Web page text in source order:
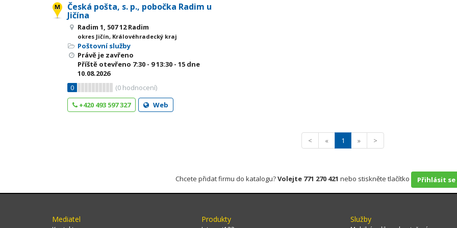
Česká pošta, s. p., pobočka Radim u
Jičína
Radim 1, 507 12 Radim
okres Jičín, Královéhradecký kraj
Poštovní služby
Právě je zavřeno
Příště otevřeno 7:30 - 913:30 - 15 dne
10.08.2026
0
(0 hodnocení)
+420 493 597 327
Web
< « 1 » >
Chcete přidat firmu do katalogu?Volejte 771 270 421 nebo stiskněte tlačítko Přihlásit
Mediatel Produkty Služby